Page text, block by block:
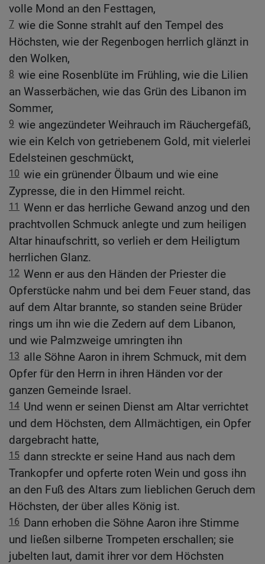
volle Mond an den Festtagen,
7 wie die Sonne strahlt auf den Tempel des
Höchsten, wie der Regenbogen herrlich glänzt in
den Wolken,
8 wie eine Rosenblüte im Frühling, wie die Lilien
an Wasserbächen, wie das Grün des Libanon im
Sommer,
9 wie angezündeter Weihrauch im Räuchergefäß,
wie ein Kelch von getriebenem Gold, mit vielerlei
Edelsteinen geschmückt,
10 wie ein grünender Ölbaum und wie eine
Zypresse, die in den Himmel reicht.
11 Wenn er das herrliche Gewand anzog und den
prachtvollen Schmuck anlegte und zum heiligen
Altar hinaufschritt, so verlieh er dem Heiligtum
herrlichen Glanz.
12 Wenn er aus den Händen der Priester die
Opferstücke nahm und bei dem Feuer stand, das
auf dem Altar brannte, so standen seine Brüder
rings um ihn wie die Zedern auf dem Libanon,
und wie Palmzweige umringten ihn
13 alle Söhne Aaron in ihrem Schmuck, mit dem
Opfer für den Herrn in ihren Händen vor der
ganzen Gemeinde Israel.
14 Und wenn er seinen Dienst am Altar verrichtet
und dem Höchsten, dem Allmächtigen, ein Opfer
dargebracht hatte,
15 dann streckte er seine Hand aus nach dem
Trankopfer und opferte roten Wein und goss ihn
an den Fuß des Altars zum lieblichen Geruch dem
Höchsten, der über alles König ist.
16 Dann erhoben die Söhne Aaron ihre Stimme
und ließen silberne Trompeten erschallen; sie
jubelten laut, damit ihrer vor dem Höchsten